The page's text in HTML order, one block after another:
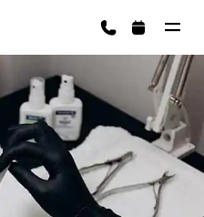
ЗАПИСАТЬСЯ